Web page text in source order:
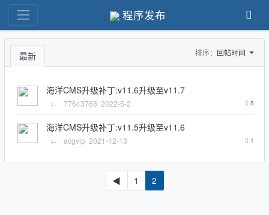
程序发布
最新 排序： 回帖时间
海洋CMS升级补丁:v11.6升级至v11.7
← 77643768 2022-5-2 5
海洋CMS升级补丁:v11.5升级至v11.6
← acgvip 2021-12-13 1
◀ 1 2